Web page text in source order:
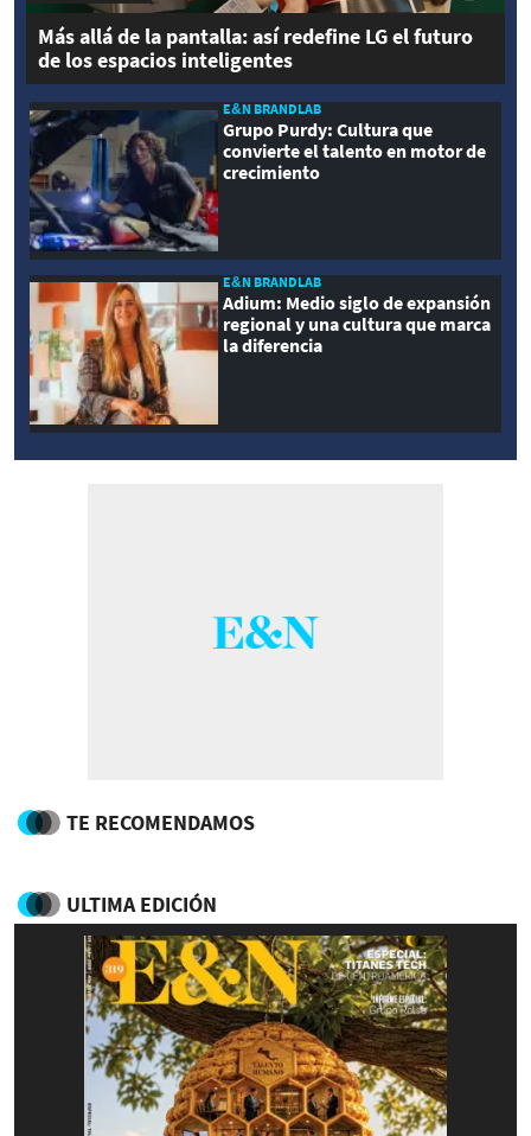
Más allá de la pantalla: así redefine LG el futuro
de los espacios inteligentes
E&N BRANDLAB
Grupo Purdy: Cultura que
convierte el talento en motor de
crecimiento
E&N BRANDLAB
Adium: Medio siglo de expansión
regional y una cultura que marca
la diferencia
TE RECOMENDAMOS
ULTIMA EDICIÓN